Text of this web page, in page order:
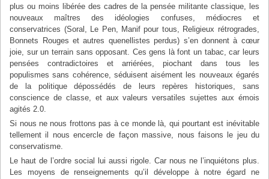
plus ou moins libérée des cadres de la pensée militante classique, les
nouveaux maîtres des idéologies confuses, médiocres et
conservatrices (Soral, Le Pen, Manif pour tous, Religieux rétrogrades,
Bonnets Rouges et autres quenellistes perdus) s’en donnent à cœur
joie, sur un terrain sans opposant. Ces gens là font un tabac, car leurs
pensées contradictoires et arriérées, piochant dans tous les
populismes sans cohérence, séduisent aisément les nouveaux égarés
de la politique dépossédés de leurs repères historiques, sans
conscience de classe, et aux valeurs versatiles sujettes aux émois
agités 2.0.
Si nous ne nous frottons pas à ce monde là, qui pourtant est inévitable
tellement il nous encercle de façon massive, nous faisons le jeu du
conservatisme.
Le haut de l’ordre social lui aussi rigole. Car nous ne l’inquiétons plus.
Les moyens de renseignements qu’il développe à notre égard ne